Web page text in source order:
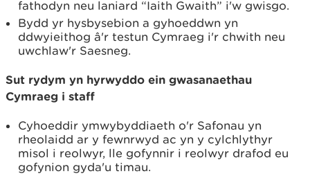
fathodyn neu laniard “Iaith Gwaith” i'w gwisgo.
Bydd yr hysbysebion a gyhoeddwn yn
ddwyieithog â'r testun Cymraeg i'r chwith neu
uwchlaw'r Saesneg.
Sut rydym yn hyrwyddo ein gwasanaethau
Cymraeg i staff
Cyhoeddir ymwybyddiaeth o'r Safonau yn
rheolaidd ar y fewnrwyd ac yn y cylchlythyr
misol i reolwyr, lle gofynnir i reolwyr drafod eu
gofynion gyda'u timau.